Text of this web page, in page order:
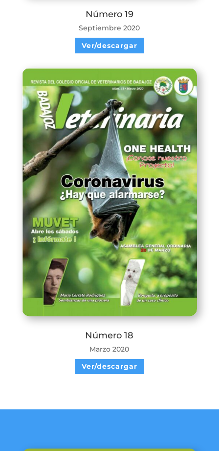
Número 19
Septiembre 2020
Ver/descargar
Número 18
Marzo 2020
Ver/descargar